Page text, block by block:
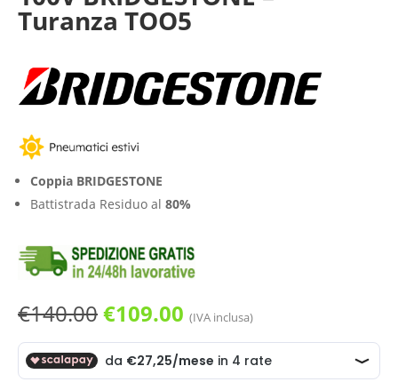
Turanza TOO5
Coppia BRIDGESTONE
Battistrada Residuo al 80%
€140.00Il
originale
era:
€109.00 Il
prezzo
attuale
è:
(IVA inclusa)